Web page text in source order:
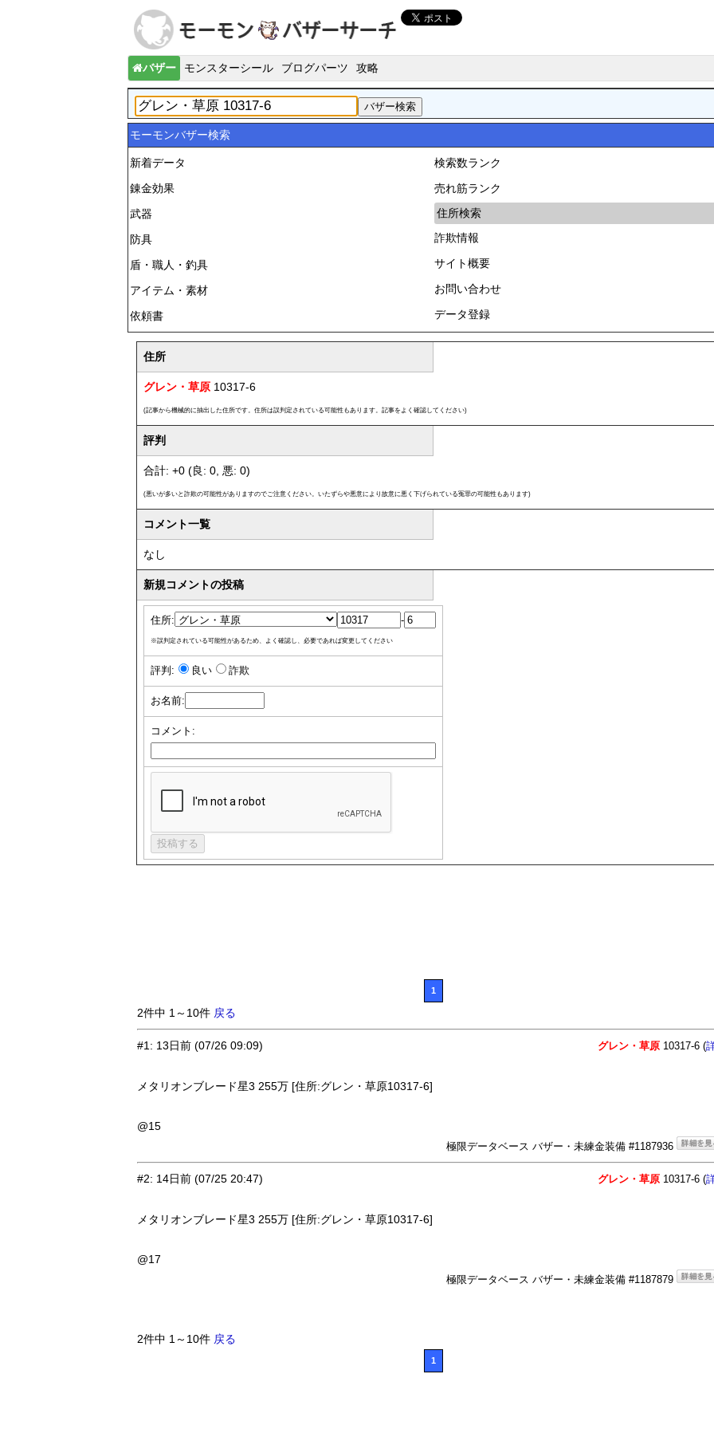
バザー モンスターシール ブログパーツ 攻略
モーモンバザー検索
新着データ
錬金効果
武器
防具
盾・職人・釣具
アイテム・素材
依頼書
検索数ランク
売れ筋ランク
住所検索
詐欺情報
サイト概要
お問い合わせ
データ登録
住所
グレン・草原 10317-6
(記事から機械的に抽出した住所です。住所は誤判定されている可能性もあります。記事をよく確認してください)
評判
合計: +0 (良: 0, 悪: 0)
(悪いが多いと詐欺の可能性がありますのでご注意ください。いたずらや悪意により故意に悪く下げられている冤罪の可能性もあります)
コメント一覧
なし
新規コメントの投稿
住所: -
※誤判定されている可能性があるため、よく確認し、必要であれば変更してください
評判: 良い 詐欺
お名前:
コメント:
1
2件中 1～10件 戻る
#1: 13日前 (07/26 09:09) グレン・草原 10317-6 (
メタリオンブレード星3 255万 [住所:グレン・草原10317-6]
@15
極限データベース バザー・未練金装備 #1187936
#2: 14日前 (07/25 20:47) グレン・草原 10317-6 (
メタリオンブレード星3 255万 [住所:グレン・草原10317-6]
@17
極限データベース バザー・未練金装備 #1187879
2件中 1～10件 戻る
1